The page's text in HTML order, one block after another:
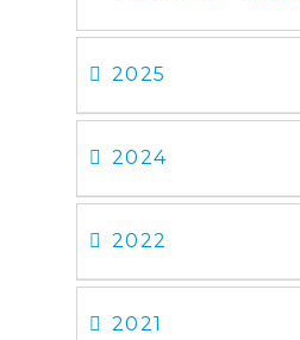
2025
2024
2022
2021